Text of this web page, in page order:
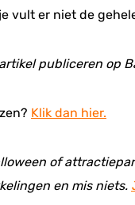
vult er niet de
publiceren op
Klik dan hier.
of
en mis niets.